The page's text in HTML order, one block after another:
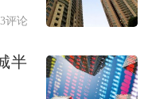
评论
半